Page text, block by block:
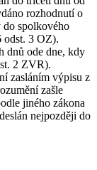
rozhodnutí o
do spolkového
odst. 3 OZ).
dnů ode dne, kdy
2 ZVR).
zasláním výpisu z
zašle
jiného zákona
nejpozději do